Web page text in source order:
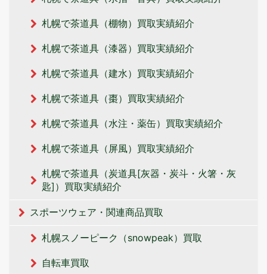
札幌で茶道具（棚物）買取実績紹介
札幌で茶道具（漆器）買取実績紹介
札幌で茶道具（建水）買取実績紹介
札幌で茶道具（棗）買取実績紹介
札幌で茶道具（水注・薬缶）買取実績紹介
札幌で茶道具（屏風）買取実績紹介
札幌で茶道具（炭道具[灰器・炭斗・火箸・灰
匙]）買取実績紹介
スポーツウェア・関連商品買取
札幌スノーピーク（snowpeak）買取
自転車買取